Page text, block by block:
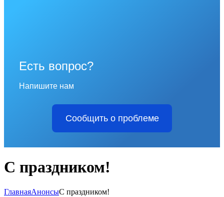
Есть вопрос?
Напишите нам
Сообщить о проблеме
С праздником!
ГлавнаяАнонсыС праздником!